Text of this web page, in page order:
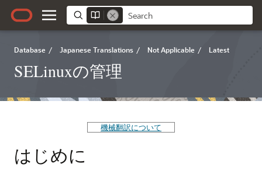
Database / Japanese Translations / Not Applicable / Latest
SELinuxの管理
機械翻訳について
はじめに